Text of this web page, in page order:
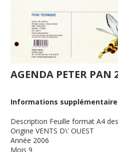
AGENDA PETER PAN
Informations
Description Feuille format A4
Origine VENTS D\' OUEST
Année 2006
Mois 9